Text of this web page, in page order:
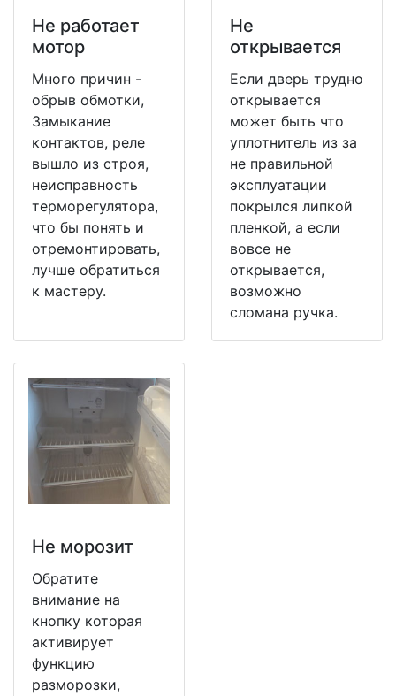
Не работает
мотор
Много причин -
обрыв обмотки,
Замыкание
контактов, реле
вышло из строя,
неисправность
терморегулятора,
что бы понять и
отремонтировать,
лучше обратиться
к мастеру.
Не
открывается
Если дверь трудно
открывается
может быть что
уплотнитель из за
не правильной
эксплуатации
покрылся липкой
пленкой, а если
вовсе не
открывается,
возможно
сломана ручка.
Не морозит
Обратите
внимание на
кнопку которая
активирует
функцию
разморозки,